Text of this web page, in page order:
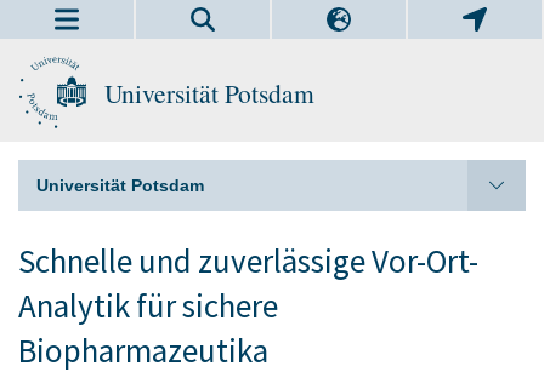
Universität Potsdam
Universität Potsdam
Schnelle und zuverlässige Vor-Ort-
Analytik für sichere
Biopharmazeutika